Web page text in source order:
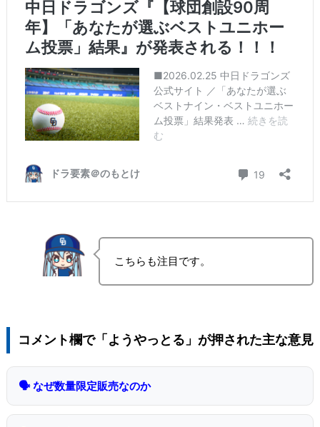
こちらも注目です。
コメント欄で「ようやっとる」が押された主な意見
🗣 なぜ数量限定販売なのか